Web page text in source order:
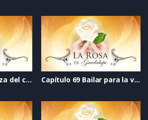
Capítulo 68 La fuerza del corazón Capítulo 69 Bailar para la vida